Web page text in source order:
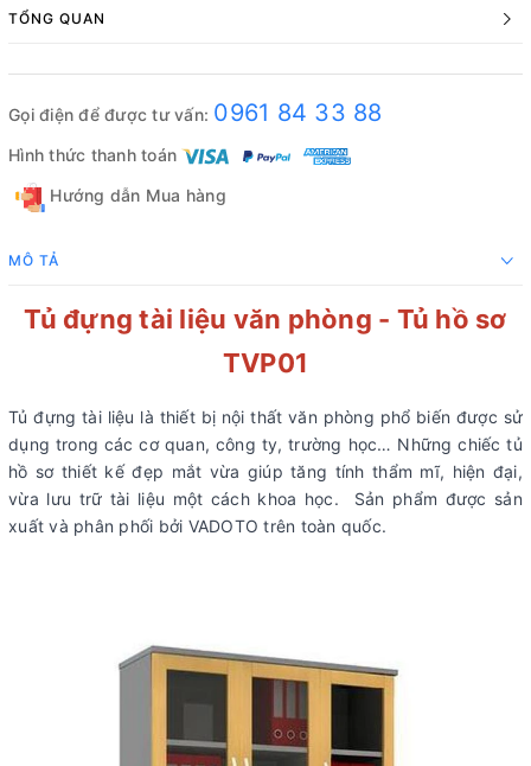
TỔNG QUAN
Gọi điện để được tư vấn: 0961 84 33 88
Hình thức thanh toán
Hướng dẫn Mua hàng
MÔ TẢ
Tủ đựng tài liệu văn phòng - Tủ hồ sơ
TVP01
Tủ đựng tài liệu là thiết bị nội thất văn phòng phổ biến được sử
dụng trong các cơ quan, công ty, trường học… Những chiếc tủ
hồ sơ thiết kế đẹp mắt vừa giúp tăng tính thẩm mĩ, hiện đại,
vừa lưu trữ tài liệu một cách khoa học. Sản phẩm được sản
xuất và phân phối bởi VADOTO trên toàn quốc.